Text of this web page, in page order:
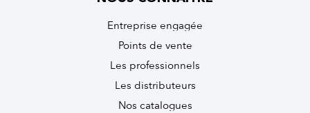
Entreprise engagée
Points de vente
Les professionnels
Les distributeurs
Nos catalogues